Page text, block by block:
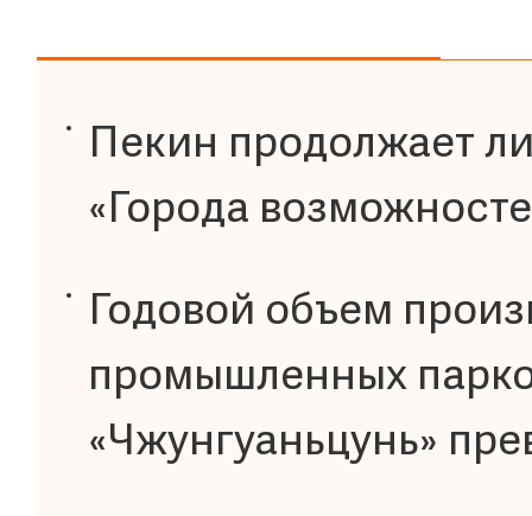
Пекин продолжает
«Города
Годовой объем
промышленных
«Чжунгуаньцунь»